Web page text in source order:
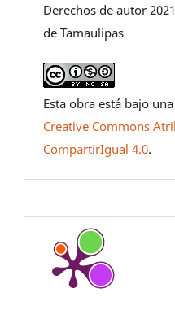
Derechos de autor
de Tamaulipas
Esta obra está bajo
Creative Commons
CompartirIgual 4.0.